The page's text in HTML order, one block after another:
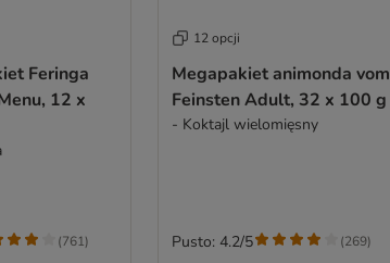
Feringa
12 x
(761)
12 opcji
Megapakiet animonda vom
Feinsten Adult, 32 x 100 g
- Koktajl wielomięsny
Pusto: 4.2/5 (269)